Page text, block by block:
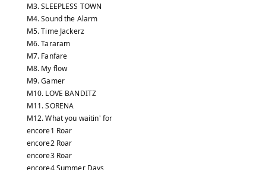
M3. SLEEPLESS TOWN
M4. Sound the Alarm
M5. Time Jackerz
M6. Tararam
M7. Fanfare
M8. My flow
M9. Gamer
M10. LOVE BANDITZ
M11. SORENA
M12. What you waitin' for
encore1 Roar
encore2 Roar
encore3 Roar
encore4 Summer Days